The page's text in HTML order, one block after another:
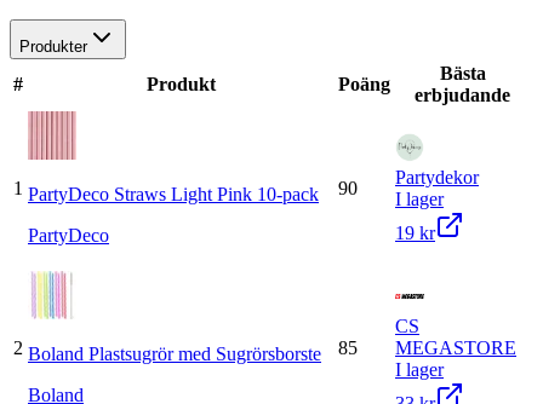
Produkter
# Produkt Poäng
Bästa
erbjudande
1 PartyDeco Straws Light Pink 10-pack
PartyDeco
90
Partydekor
I lager
19 kr
2 Boland Plastsugrör med Sugrörsborste
Boland
85
CS
MEGASTORE
I lager